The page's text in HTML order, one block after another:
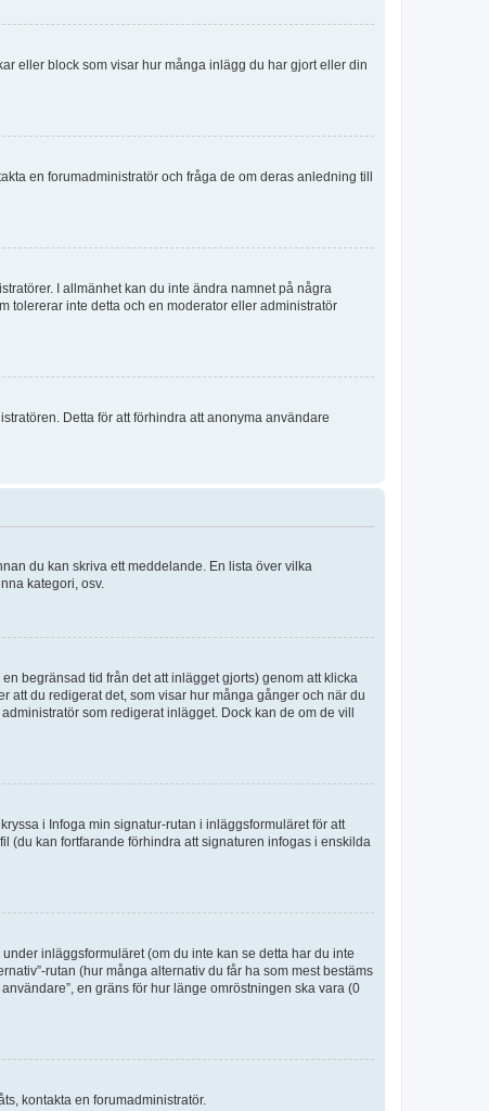
eller block som visar hur många inlägg du har gjort eller din
en forumadministratör och fråga de om deras anledning till
I allmänhet kan du inte ändra namnet på några
tolererar inte detta och en moderator eller administratör
Detta för att förhindra att anonyma användare
du kan skriva ett meddelande. En lista över vilka
kategori, osv.
begränsad tid från det att inlägget gjorts) genom att klicka
att du redigerat det, som visar hur många gånger och när du
som redigerat inlägget. Dock kan de om de vill
i Infoga min signatur-rutan i inläggsformuläret för att
(du kan fortfarande förhindra att signaturen infogas i enskilda
inläggsformuläret (om du inte kan se detta har du inte
rutan (hur många alternativ du får ha som mest bestäms
en gräns för hur länge omröstningen ska vara (0
kontakta en forumadministratör.